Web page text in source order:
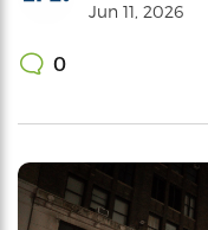
Jun 11, 2026
0